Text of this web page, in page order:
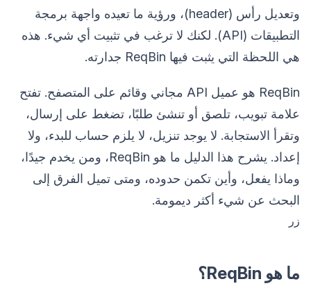
وتعديل رأس (header)، ورؤية ما تعيده واجهة برمجة
التطبيقات (API). لكنك لا ترغب في تثبيت أي شيء. هذه
هي اللحظة التي يثبت فيها ReqBin جدارته.
ReqBin هو عميل API مجاني وقائم على المتصفح. تفتح
علامة تبويب، تلصق أو تنشئ طلبًا، تضغط على إرسال،
وتقرأ الاستجابة. لا يوجد تنزيل، لا يلزم حساب للبدء، ولا
إعداد. يشرح هذا الدليل ما هو ReqBin، ومن يخدم جيدًا،
وماذا يفعل، وأين تكمن حدوده، ومتى تميل الفرق إلى
البحث عن شيء أكثر ديمومة.
زر
ما هو ReqBin؟